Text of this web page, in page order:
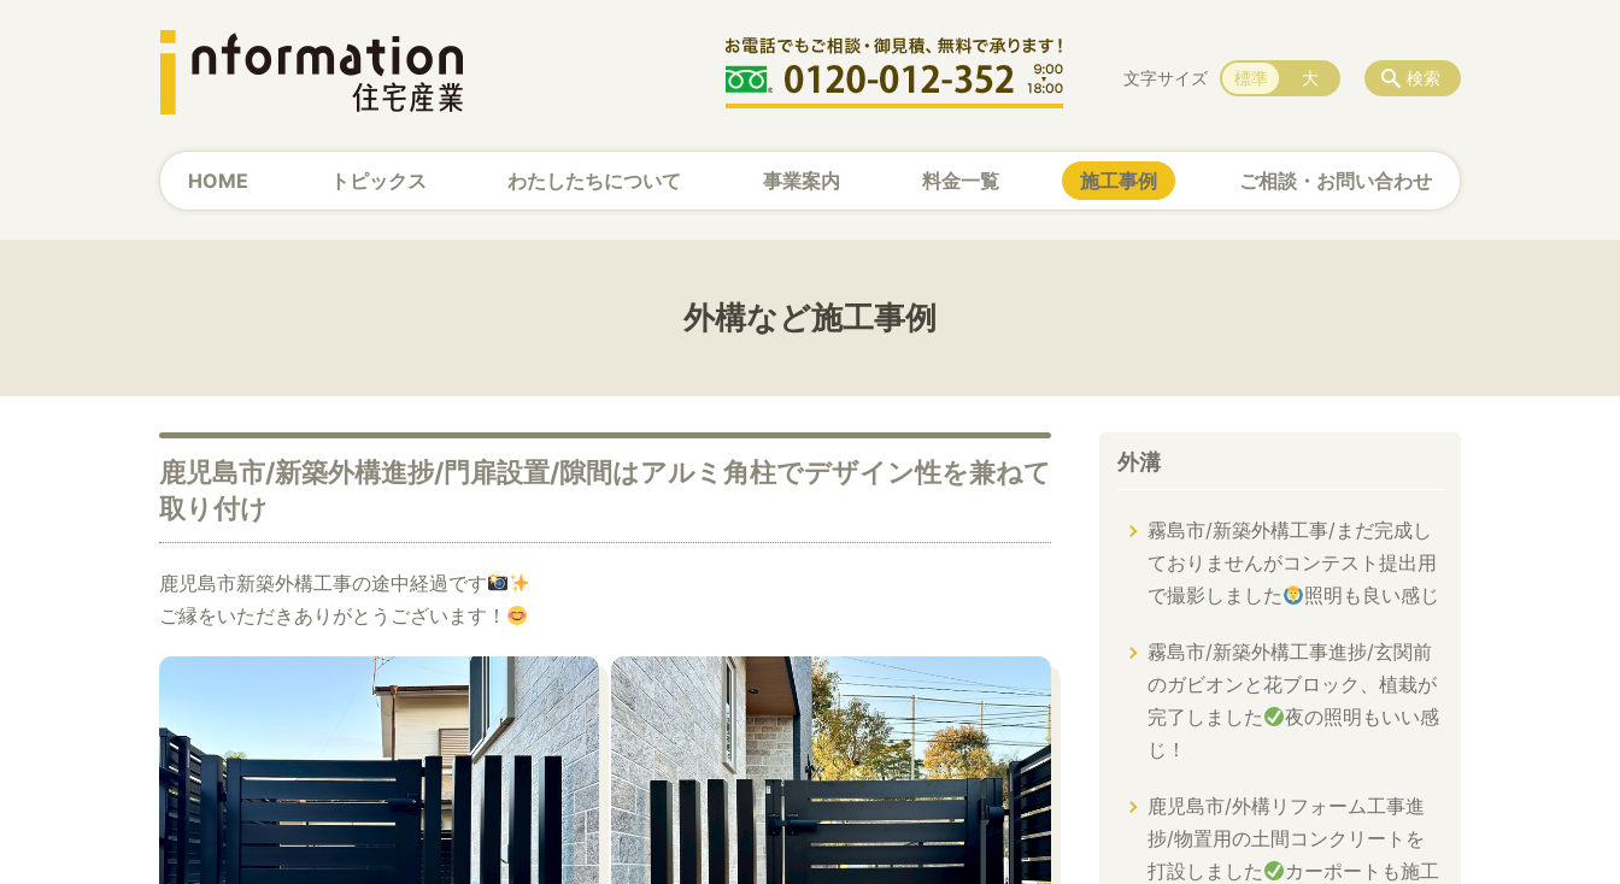
HOME トピックス わたしたちについて 事業案内 料金一覧 施工事例 ご相談・お問い合わせ
検索
文字サイズ 標準 大
外構など施工事例
鹿児島市/新築外構進捗/門扉設置/隙間はアルミ角柱でデザイン性を兼ねて
取り付け
鹿児島市新築外構工事の途中経過です
ご縁をいただきありがとうございます！
外溝
霧島市/新築外構工事/まだ完成し
ておりませんがコンテスト提出用
で撮影しました
照明も良い感じ
霧島市/新築外構工事進捗/玄関前
のガビオンと花ブロック、植栽が
完了しました
夜の照明もいい感
じ！
鹿児島市/外構リフォーム工事進
捗/物置用の土間コンクリートを
打設しました
カーポートも施工